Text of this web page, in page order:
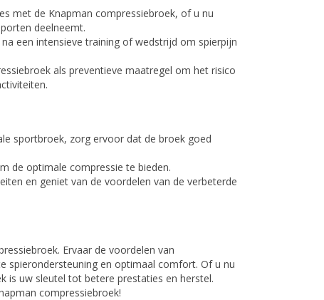
met de Knapman compressiebroek, of u nu
deelneemt.
een intensieve training of wedstrijd om spierpijn
als preventieve maatregel om het risico
sportbroek, zorg ervoor dat de broek goed
de optimale compressie te bieden.
en geniet van de voordelen van de verbeterde
Ervaar de voordelen van
spierondersteuning en optimaal comfort. Of u nu
uw sleutel tot betere prestaties en herstel.
compressiebroek!